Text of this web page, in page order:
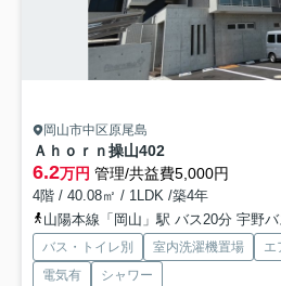
岡山市中区原尾島
Ａｈｏｒｎ操山402
6.2万円 管理/共益費5,000円
4階 / 40.08㎡ / 1LDK /築4年
山陽本線「岡山」駅 バス20分 宇野
バス・トイレ別 室内洗濯機置場 エ
電気有
シャワー